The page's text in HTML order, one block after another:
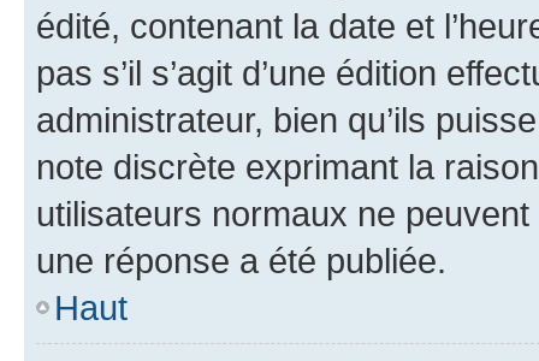
édité, contenant la date et
pas s’il s’agit d’une édition
administrateur, bien qu’ils
note discrète exprimant la
utilisateurs normaux ne
une réponse a été publiée.
Haut